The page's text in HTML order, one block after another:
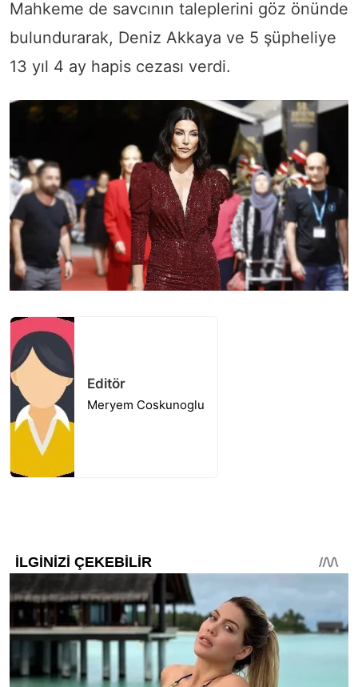
Mahkeme de savcının taleplerini göz önünde
bulundurarak, Deniz Akkaya ve 5 şüpheliye
13 yıl 4 ay hapis cezası verdi.
Editör
Meryem Coskunoglu